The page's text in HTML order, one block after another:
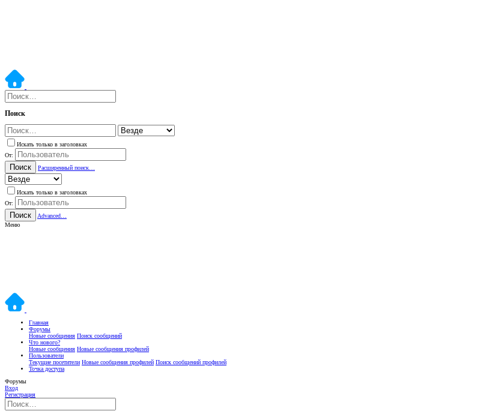
Поиск
Искать только в заголовках
От:
Поиск Расширенный поиск…
Искать только в заголовках
От:
Поиск
Advanced…
Меню
Главная
Форумы
Новые сообщения Поиск сообщений
Что нового?
Новые сообщения Новые сообщения профилей
Пользователи
Текущие посетители Новые сообщения профилей Поиск сообщений профилей
Точка доступа
Форумы
Вход
Регистрация